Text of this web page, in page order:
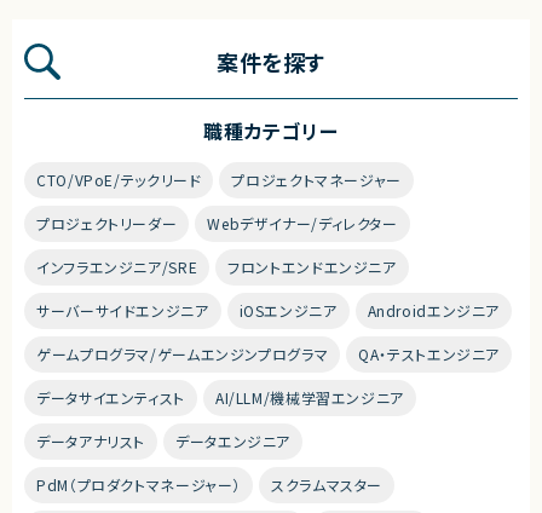
案件を探す
職種カテゴリー
CTO/VPoE/テックリード プロジェクトマネージャー
プロジェクトリーダー Webデザイナー/ディレクター
インフラエンジニア/SRE フロントエンドエンジニア
サーバーサイドエンジニア iOSエンジニア Androidエンジニア
ゲームプログラマ/ゲームエンジンプログラマ QA・テストエンジニア
データサイエンティスト AI/LLM/機械学習エンジニア
データアナリスト データエンジニア
PdM（プロダクトマネージャー） スクラムマスター